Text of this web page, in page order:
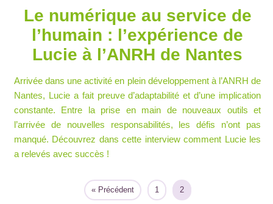
Le numérique au service de
l’humain : l’expérience de
Lucie à l’ANRH de Nantes
Arrivée dans une activité en plein développement à l’ANRH de
Nantes, Lucie a fait preuved’adaptabilitéet d’une implication
constante. Entre la prise en main de nouveaux outils et
l’arrivée de nouvelles responsabilités, lesdéfis n’ont pas
manqué. Découvrez dans cette interview comment Lucie les
a relevés avec succès !
« Précédent 1 2